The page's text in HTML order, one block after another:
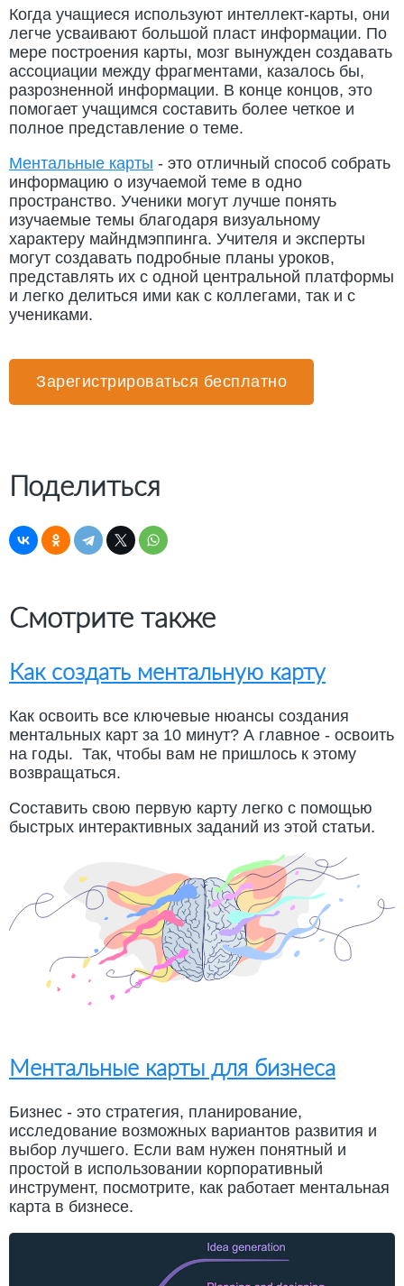
Когда учащиеся используют интеллект-карты, они
легче усваивают большой пласт информации. По
мере построения карты, мозг вынужден создавать
ассоциации между фрагментами, казалось бы,
разрозненной информации. В конце концов, это
помогает учащимся составить более четкое и
полное представление о теме.
Ментальные карты - это отличный способ собрать
информацию о изучаемой теме в одно
пространство. Ученики могут лучше понять
изучаемые темы благодаря визуальному
характеру майндмэппинга. Учителя и эксперты
могут создавать подробные планы уроков,
представлять их с одной центральной платформы
и легко делиться ими как с коллегами, так и с
учениками.
Зарегистрироваться бесплатно
Поделиться
Смотрите также
Как создать ментальную карту
Как освоить все ключевые нюансы создания
ментальных карт за 10 минут? А главное - освоить
на годы. Так, чтобы вам не пришлось к этому
возвращаться.
Составить свою первую карту легко с помощью
быстрых интерактивных заданий из этой статьи.
Ментальные карты для бизнеса
Бизнес - это стратегия, планирование,
исследование возможных вариантов развития и
выбор лучшего. Если вам нужен понятный и
простой в использовании корпоративный
инструмент, посмотрите, как работает ментальная
карта в бизнесе.